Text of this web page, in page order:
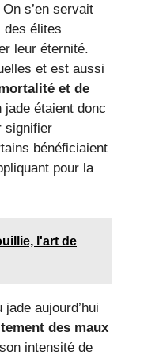
On s’en servait
des élites
leur éternité.
et est aussi
et de
jade étaient donc
signifier
bénéficiaient
pour la
l'art de
aujourd’hui
des maux
intensité de